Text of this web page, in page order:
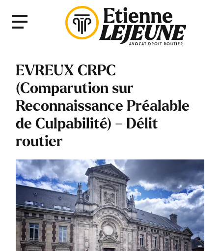
Menu
EVREUX CRPC
(Comparution sur
Reconnaissance Préalable
de Culpabilité) – Délit
routier
Fermer